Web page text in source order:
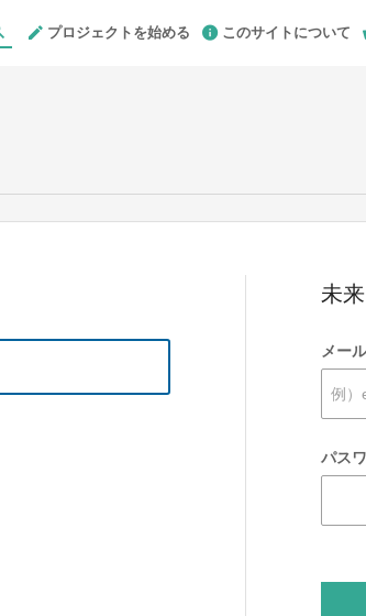
プロジェクトを始める このサイトについて
未
メー
パス